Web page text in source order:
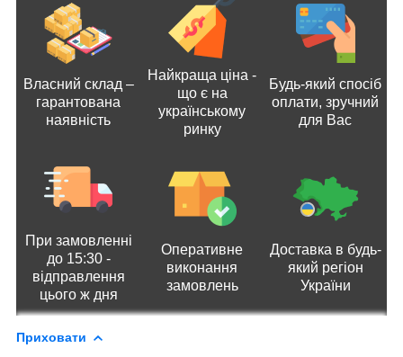
Власний склад –
гарантована
наявність
Найкраща ціна -
що є на
українському
ринку
Будь-який спосіб
оплати, зручний
для Вас
При замовленні
до 15:30 -
відправлення
цього ж дня
Оперативне
виконання
замовлень
Доставка в будь-
який регіон
України
Приховати